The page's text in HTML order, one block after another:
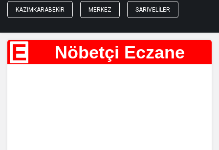
KAZIMKARABEKIR MERKEZ SARIVELILER
E Nöbetçi Eczane